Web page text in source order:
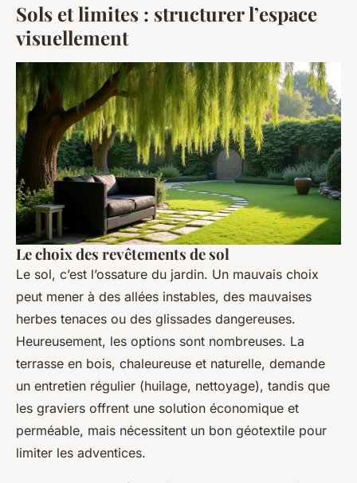
Sols et limites : structurer l’espace
visuellement
Le choix des revêtements de sol
Le sol, c’est l’ossature du jardin. Un mauvais choix
peut mener à des allées instables, des mauvaises
herbes tenaces ou des glissades dangereuses.
Heureusement, les options sont nombreuses. La
terrasse en bois, chaleureuse et naturelle, demande
un entretien régulier (huilage, nettoyage), tandis que
les graviers offrent une solution économique et
perméable, mais nécessitent un bon géotextile pour
limiter les adventices.